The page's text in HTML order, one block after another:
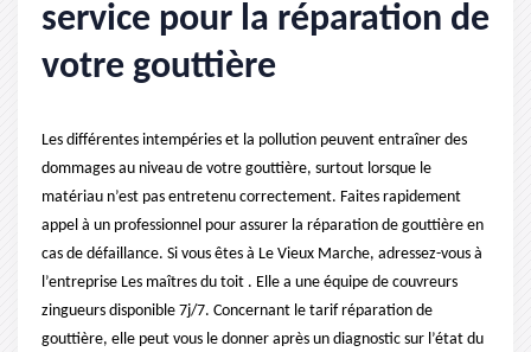
service pour la réparation de
votre gouttière
Les différentes intempéries et la pollution peuvent entraîner des
dommages au niveau de votre gouttière, surtout lorsque le
matériau n’est pas entretenu correctement. Faites rapidement
appel à un professionnel pour assurer la réparation de gouttière en
cas de défaillance. Si vous êtes à Le Vieux Marche, adressez-vous à
l’entreprise Les maîtres du toit . Elle a une équipe de couvreurs
zingueurs disponible 7j/7. Concernant le tarif réparation de
gouttière, elle peut vous le donner après un diagnostic sur l’état du